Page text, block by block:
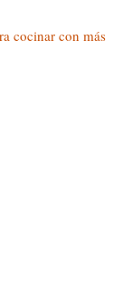
cocinar con más